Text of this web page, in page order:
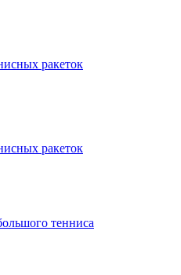
ракеток
ракеток